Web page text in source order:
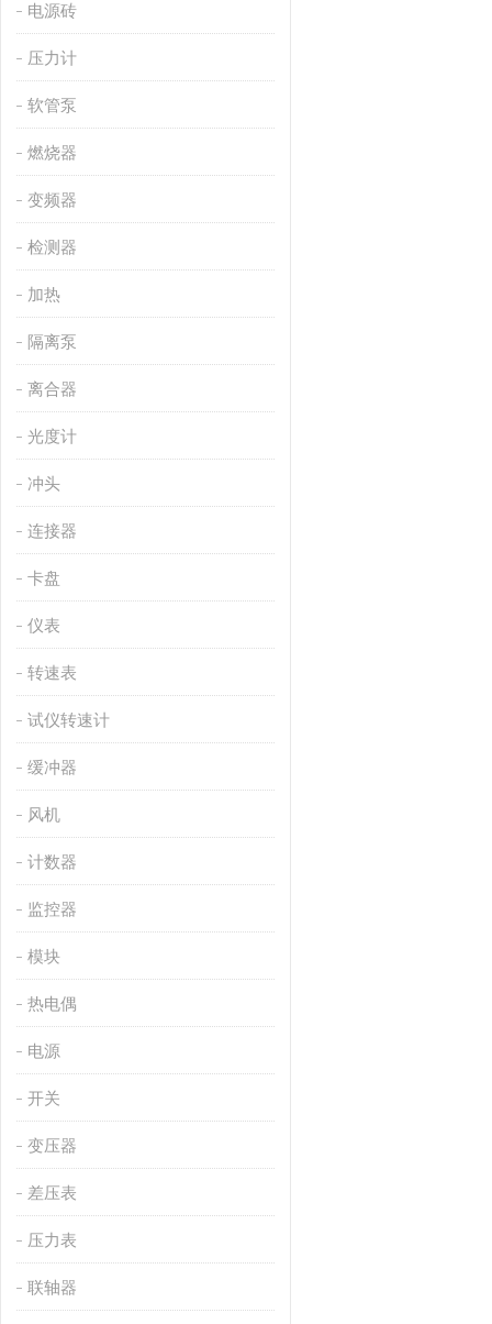
电源砖
压力计
软管泵
燃烧器
变频器
检测器
加热
隔离泵
离合器
光度计
冲头
连接器
卡盘
仪表
转速表
试仪转速计
缓冲器
风机
计数器
监控器
模块
热电偶
电源
开关
变压器
差压表
压力表
联轴器